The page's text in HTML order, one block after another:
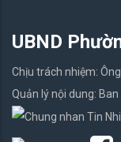
UBND
Chịu trách nhiệm:
Quản lý nội dung: